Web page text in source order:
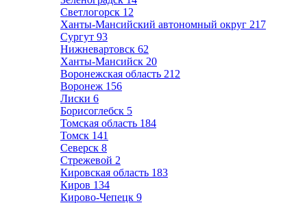
Светлогорск 12
Ханты-Мансийский автономный округ 217
Сургут 93
Нижневартовск 62
Ханты-Мансийск 20
Воронежская область 212
Воронеж 156
Лиски 6
Борисоглебск 5
Томская область 184
Томск 141
Северск 8
Стрежевой 2
Кировская область 183
Киров 134
Кирово-Чепецк 9